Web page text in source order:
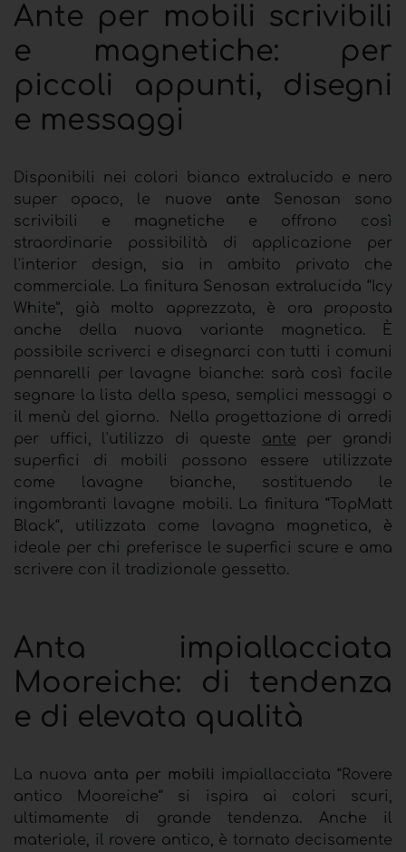
Ante per mobili scrivibili
e magnetiche: per
piccoli appunti, disegni
e messaggi
Disponibili nei colori bianco extralucido e nero
super opaco, le nuove ante Senosan sono
scrivibili e magnetiche e offrono così
straordinarie possibilità di applicazione per
l'interior design, sia in ambito privato che
commerciale. La finitura Senosan extralucida “Icy
White”, già molto apprezzata, è ora proposta
anche della nuova variante magnetica. È
possibile scriverci e disegnarci con tutti i comuni
pennarelli per lavagne bianche: sarà così facile
segnare la lista della spesa, semplici messaggi o
il menù del giorno. Nella progettazione di arredi
per uffici, l'utilizzo di queste ante per grandi
superfici di mobili possono essere utilizzate
come lavagne bianche, sostituendo le
ingombranti lavagne mobili. La finitura “TopMatt
Black“, utilizzata come lavagna magnetica, è
ideale per chi preferisce le superfici scure e ama
scrivere con il tradizionale gessetto.
Anta impiallacciata
Mooreiche: di tendenza
e di elevata qualità
La nuova anta per mobili
impiallacciata “Rovere
antico Mooreiche“ si ispira ai colori scuri,
ultimamente di grande tendenza. Anche il
materiale, il rovere antico, è tornato decisamente